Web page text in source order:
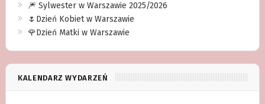
🎆 Sylwester w Warszawie 2025/2026
🌷Dzień Kobiet w Warszawie
🌹Dzień Matki w Warszawie
KALENDARZ WYDARZEŃ